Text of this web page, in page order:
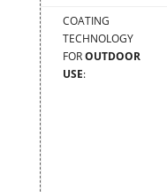
COATING
TECHNOLOGY
FOROUTDOOR
USE: